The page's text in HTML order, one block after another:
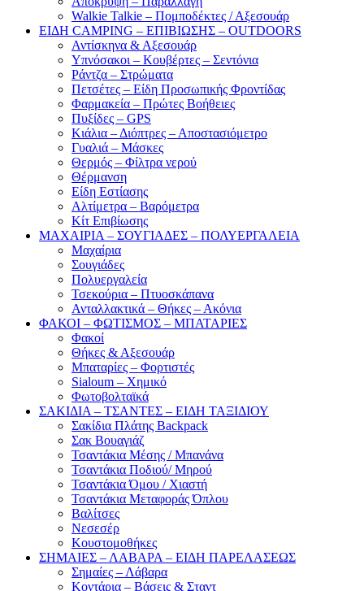
Walkie Talkie – Πομποδέκτες / Αξεσουάρ
ΕΙΔΗ CAMPING – ΕΠΙΒΙΩΣΗΣ – OUTDOORS
Αντίσκηνα & Αξεσουάρ
Υπνόσακοι – Κουβέρτες – Σεντόνια
Ράντζα – Στρώματα
Πετσέτες – Είδη Προσωπικής Φροντίδας
Φαρμακεία – Πρώτες Βοήθειες
Πυξίδες – GPS
Κιάλια – Διόπτρες – Αποστασιόμετρο
Γυαλιά – Μάσκες
Θερμός – Φίλτρα νερού
Θέρμανση
Είδη Εστίασης
Αλτίμετρα – Βαρόμετρα
Κίτ Επιβίωσης
ΜΑΧΑΙΡΙΑ – ΣΟΥΓΙΑΔΕΣ – ΠΟΛΥΕΡΓΑΛΕΙΑ
Μαχαίρια
Σουγιάδες
Πολυεργαλεία
Τσεκούρια – Πτυοσκάπανα
Ανταλλακτικά – Θήκες – Ακόνια
ΦΑΚΟΙ – ΦΩΤΙΣΜΟΣ – ΜΠΑΤΑΡΙΕΣ
Φακοί
Θήκες & Αξεσουάρ
Μπαταρίες – Φορτιστές
Sialoum – Χημικό
Φωτοβολταϊκά
ΣΑΚΙΔΙΑ – ΤΣΑΝΤΕΣ – ΕΙΔΗ ΤΑΞΙΔΙΟΥ
Σακίδια Πλάτης Backpack
Σακ Βουαγιάζ
Τσαντάκια Μέσης / Μπανάνα
Τσαντάκια Ποδιού/ Μηρού
Τσαντάκια Όμου / Χιαστή
Τσαντάκια Μεταφοράς Όπλου
Βαλίτσες
Νεσεσέρ
Κουστομοθήκες
ΣΗΜΑΙΕΣ – ΛΑΒΑΡΑ – ΕΙΔΗ ΠΑΡΕΛΑΣΕΩΣ
Σημαίες – Λάβαρα
Κοντάρια – Βάσεις & Σταντ